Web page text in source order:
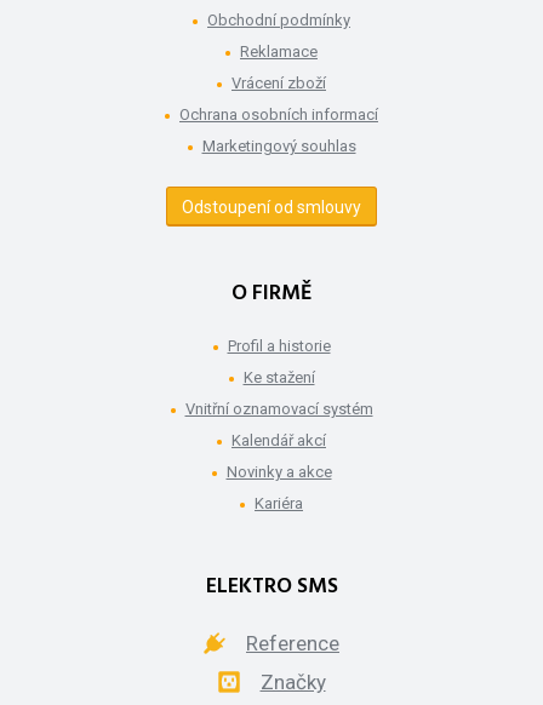
Obchodní podmínky
Reklamace
Vrácení zboží
Ochrana osobních informací
Marketingový souhlas
Odstoupení od smlouvy
O FIRMĚ
Profil a historie
Ke stažení
Vnitřní oznamovací systém
Kalendář akcí
Novinky a akce
Kariéra
ELEKTRO SMS
Reference
Značky